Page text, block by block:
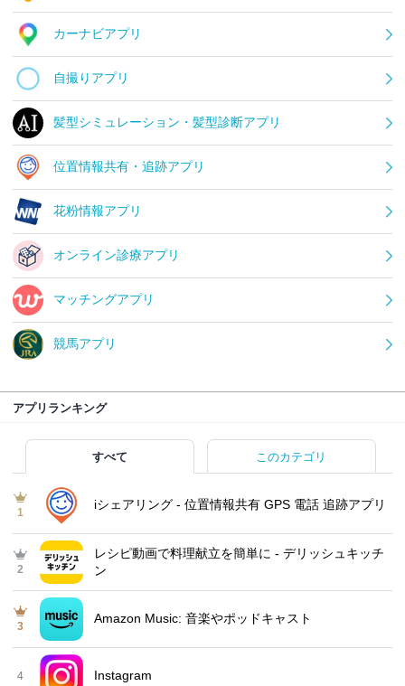
カーナビアプリ
自撮りアプリ
髪型シミュレーション・髪型診断アプリ
位置情報共有・追跡アプリ
花粉情報アプリ
オンライン診療アプリ
マッチングアプリ
競馬アプリ
アプリランキング
すべて このカテゴリ
1
iシェアリング - 位置情報共有 GPS 電話 追跡アプリ
2
レシピ動画で料理献立を簡単‪に - デリッシュキッチ
ン
3
Amazon Music: 音楽やポッドキャスト
4 Instagram